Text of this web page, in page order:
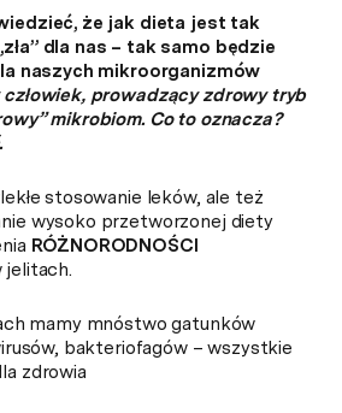
że jak dieta jest tak
dla nas – tak samo będzie
naszych mikroorganizmów
prowadzący zdrowy tryb
mikrobiom. Co to oznacza?
stosowanie leków, ale też
wysoko przetworzonej diety
RÓŻNORODNOŚCI
jelitach.
mamy mnóstwo gatunków
bakteriofagów – wszystkie
zdrowia